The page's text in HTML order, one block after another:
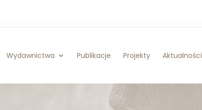
Wydawnictwa Publikacje Projekty Aktualności